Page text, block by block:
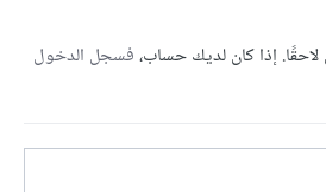
إذا كان لديك حساب،فسجل الدخول